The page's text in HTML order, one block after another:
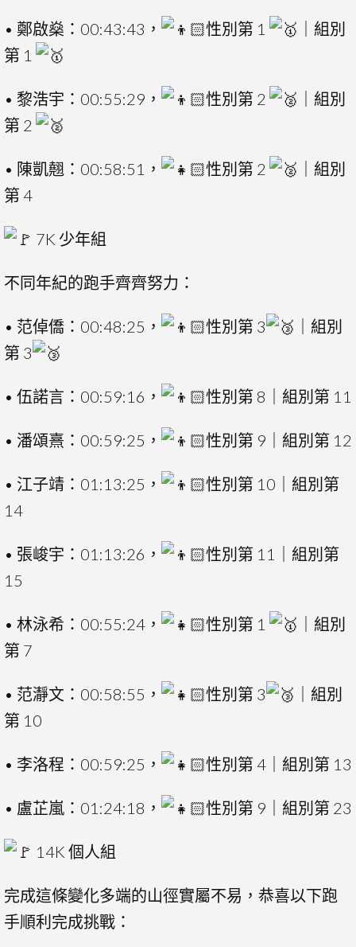
• 鄭啟燊：00:43:43， 性別第 1
｜組別
第 1
• 黎浩宇：00:55:29， 性別第 2
｜組別
第 2
• 陳凱翹：00:58:51， 性別第 2
｜組別
第 4
7K 少年組
不同年紀的跑手齊齊努力：
• 范倬僑：00:48:25， 性別第 3
｜組別
第 3
• 伍諾言：00:59:16， 性別第 8｜組別第 11
• 潘頌熹：00:59:25， 性別第 9｜組別第 12
• 江子靖：01:13:25，
性別第 10｜組別第
14
• 張峻宇：01:13:26，
性別第 11｜組別第
15
• 林泳希：00:55:24， 性別第 1
｜組別
第 7
• 范瀞文：00:58:55， 性別第 3
｜組別
第 10
• 李洛程：00:59:25， 性別第 4｜組別第 13
• 盧芷嵐：01:24:18， 性別第 9｜組別第 23
14K 個人組
完成這條變化多端的山徑實屬不易，恭喜以下跑
手順利完成挑戰：